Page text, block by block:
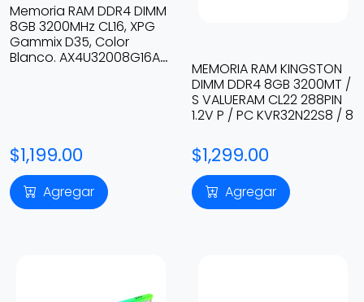
Memoria RAM DDR4 DIMM
8GB 3200MHz CL16, XPG
Gammix D35, Color
Blanco. AX4U32008G16A-
$1,199.00
Agregar
MEMORIA RAM KINGSTON
DIMM DDR4 8GB 3200MT /
S VALUERAM CL22 288PIN
1.2V P / PC KVR32N22S8 / 8
$1,299.00
Agregar